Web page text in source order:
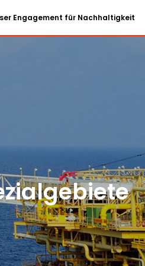
Engagement für Nachhaltigkeit